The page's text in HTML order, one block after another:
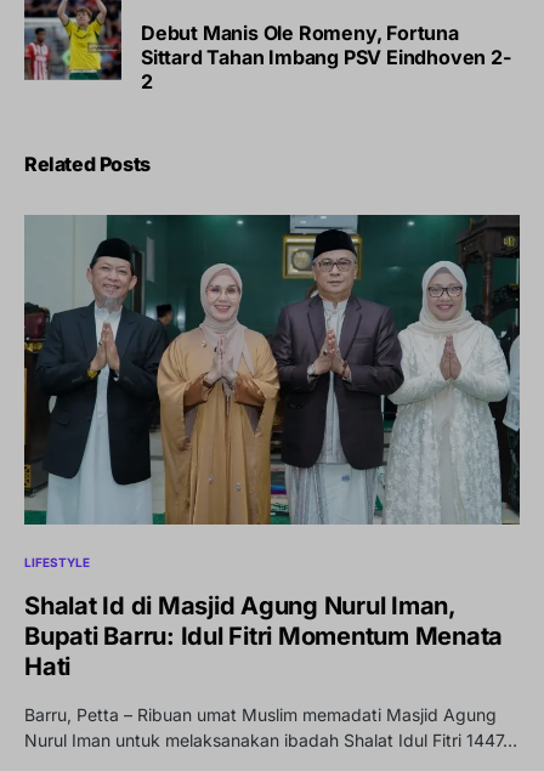
Debut Manis Ole Romeny, Fortuna
Sittard Tahan Imbang PSV Eindhoven 2-
2
Related Posts
LIFESTYLE
Shalat Id di Masjid Agung Nurul Iman,
Bupati Barru: Idul Fitri Momentum Menata
Hati
Barru, Petta – Ribuan umat Muslim memadati Masjid Agung
Nurul Iman untuk melaksanakan ibadah Shalat Idul Fitri 1447…